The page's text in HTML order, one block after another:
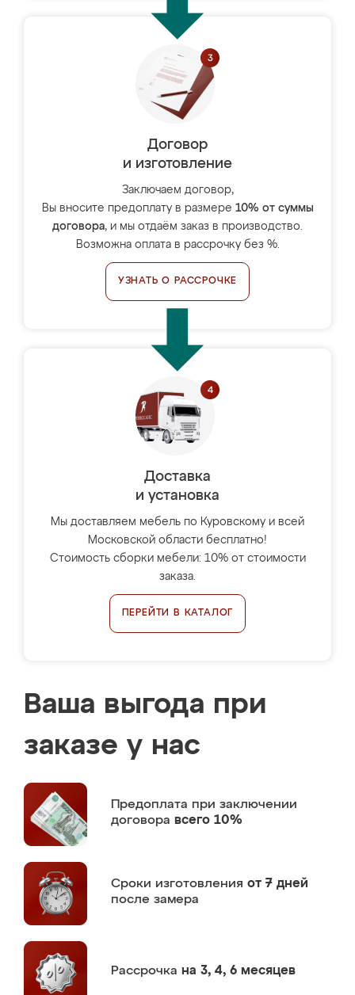
Договор
и изготовление
Заключаем договор,
Вы вносите предоплату в размере 10% от суммы
договора, и мы отдаём заказ в производство.
Возможна оплата в рассрочку без %.
УЗНАТЬ О РАССРОЧКЕ
Доставка
и установка
Мы доставляем мебель по Куровскому и всей
Московской области бесплатно!
Стоимость сборки мебели: 10% от стоимости
заказа.
ПЕРЕЙТИ В КАТАЛОГ
Ваша выгода при
заказе у нас
Предоплата при заключении
договора всего 10%
Сроки изготовления от 7 дней
после замера
Рассрочка на 3, 4, 6 месяцев